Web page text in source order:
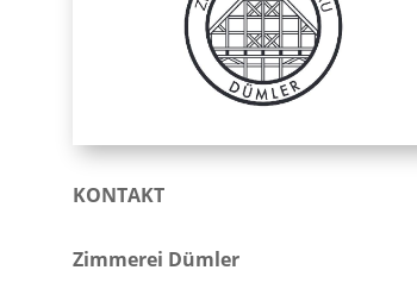
KONTAKT
Zimmerei Dümler